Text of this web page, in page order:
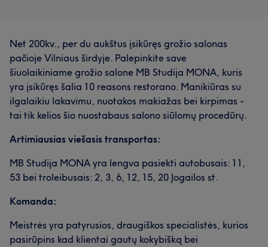
Mūsų klientų nuomonė apie darbuotoją: Erika
Net 200kv., per du aukštus įsikūręs grožio salonas
pačioje Vilniaus širdyje. Palepinkite save
šiuolaikiniame grožio salone MB Studija MONA, kuris
yra įsikūręs šalia 10 reasons restorano. Manikiūras su
ilgalaikiu lakavimu, nuotakos makiažas bei kirpimas -
tai tik kelios šio nuostabaus salono siūlomų procedūrų.
Artimiausias viešasis transportas:
MB Studija MONA yra lengva pasiekti autobusais: 11,
53 bei troleibusais: 2, 3, 6, 12, 15, 20 Jogailos st.
Komanda:
Meistrės yra patyrusios, draugiškos specialistės, kurios
pasirūpins kad klientai gautų kokybišką bei